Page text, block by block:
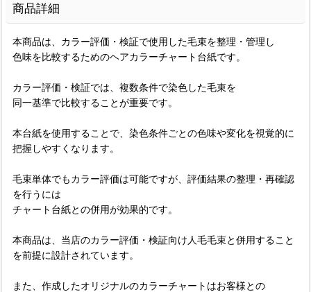
商品詳細
本商品は、カラー評価・検証で使用した毛束を整理・管理し
色味を比較するためのヘアカラーチャート台紙です。
カラー評価・検証では、複数条件で染色した毛束を
同一基準で比較することが重要です。
本台紙を使用することで、染色条件ごとの色味や変化を視覚的に
把握しやすくなります。
毛束単体でもカラー評価は可能ですが、評価結果の整理・再確認
を行うには
チャート台紙との併用が効果的です。
本商品は、当店のカラー評価・検証向け人毛毛束と併用すること
を前提に設計されています。
また、作成したオリジナルのカラーチャートはお客様との